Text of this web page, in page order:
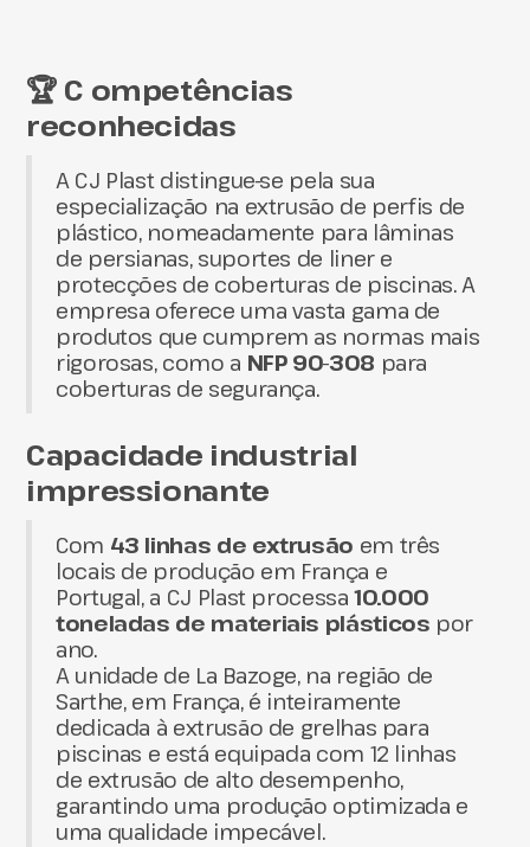
🏆 C ompetências
reconhecidas
A CJ Plast distingue-se pela sua
especialização na extrusão de perfis de
plástico, nomeadamente para lâminas
de persianas, suportes de liner e
protecções de coberturas de piscinas. A
empresa oferece uma vasta gama de
produtos que cumprem as normas mais
rigorosas, como a NFP 90-308 para
coberturas de segurança.
Capacidade industrial
impressionante
Com 43 linhas de extrusão em três
locais de produção em França e
Portugal, a CJ Plast processa10.000
toneladas de materiais plásticos por
ano.
A unidade de La Bazoge, na região de
Sarthe, em França, é inteiramente
dedicada à extrusão de grelhas para
piscinas e está equipada com 12 linhas
de extrusão de alto desempenho,
garantindo uma produção optimizada e
uma qualidade impecável.